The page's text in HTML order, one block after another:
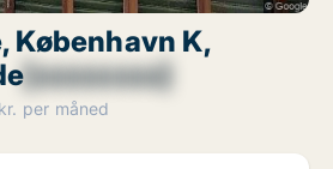
København K,
[xxxxxxxx]
per måned